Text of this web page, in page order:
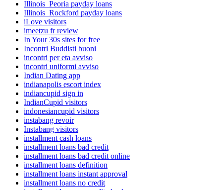
Illinois_Peoria payday loans
Illinois_Rockford payday loans
iLove visitors
imeetzu fr review
In Your 30s sites for free
Incontri Buddisti buoni
incontri per eta avviso
incontri uniformi avviso
Indian Dating app
indianapolis escort index
indiancupid sign in
IndianCupid visitors
indonesiancupid visitors
instabang revoir
Instabang visitors
installment cash loans
installment loans bad credit
installment loans bad credit online
installment loans definition
installment loans instant approval
installment loans no credit